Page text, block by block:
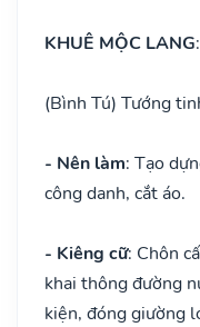
KHUÊ MỘC LANG
(Bình Tú) Tướng
- Nên làm: Tạo
công danh, cắt áo.
- Kiêng cữ: Chôn
khai thông đường
kiện, đóng giường